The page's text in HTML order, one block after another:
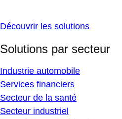
Découvrir les solutions
Solutions par secteur
Industrie automobile
Services financiers
Secteur de la santé
Secteur industriel